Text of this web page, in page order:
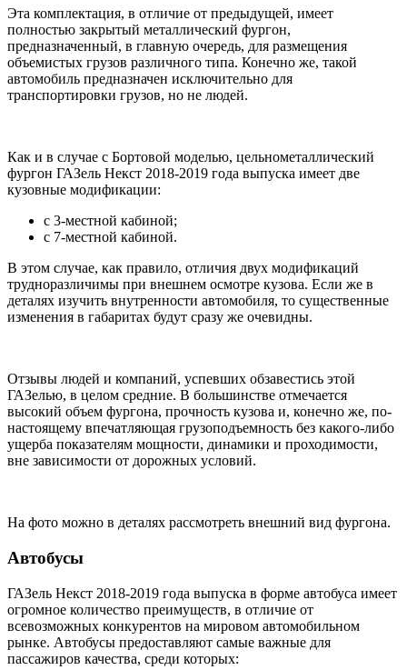
Эта комплектация, в отличие от предыдущей, имеет
полностью закрытый металлический фургон,
предназначенный, в главную очередь, для размещения
объемистых грузов различного типа. Конечно же, такой
автомобиль предназначен исключительно для
транспортировки грузов, но не людей.
Как и в случае с Бортовой моделью, цельнометаллический
фургон ГАЗель Некст 2018-2019 года выпуска имеет две
кузовные модификации:
с 3-местной кабиной;
с 7-местной кабиной.
В этом случае, как правило, отличия двух модификаций
трудноразличимы при внешнем осмотре кузова. Если же в
деталях изучить внутренности автомобиля, то существенные
изменения в габаритах будут сразу же очевидны.
Отзывы людей и компаний, успевших обзавестись этой
ГАЗелью, в целом средние. В большинстве отмечается
высокий объем фургона, прочность кузова и, конечно же, по-
настоящему впечатляющая грузоподъемность без какого-либо
ущерба показателям мощности, динамики и проходимости,
вне зависимости от дорожных условий.
На фото можно в деталях рассмотреть внешний вид фургона.
Автобусы
ГАЗель Некст 2018-2019 года выпуска в форме автобуса имеет
огромное количество преимуществ, в отличие от
всевозможных конкурентов на мировом автомобильном
рынке. Автобусы предоставляют самые важные для
пассажиров качества, среди которых: